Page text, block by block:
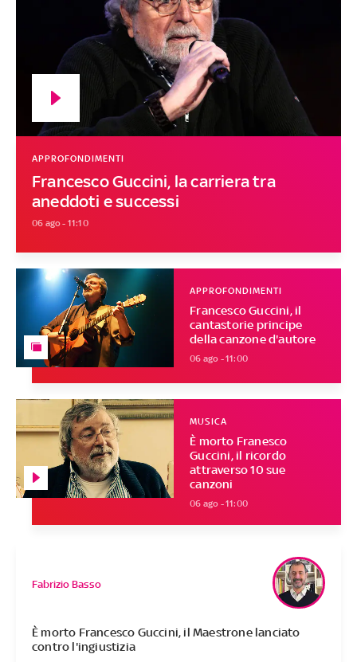
Francesco Guccini, la carriera tra
aneddoti e successi
APPROFONDIMENTI
06 ago - 11:10
Francesco Guccini, il
cantastorie principe
della canzone d'autore
APPROFONDIMENTI
06 ago - 11:00
È morto Franesco
Guccini, il ricordo
attraverso 10 sue
canzoni
MUSICA
06 ago - 11:00
È morto Francesco Guccini, il Maestrone lanciato
contro l'ingiustizia
Fabrizio Basso